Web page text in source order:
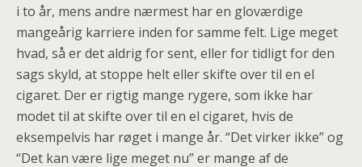
i to år, mens andre nærmest har en gloværdige
mangeårig karriere inden for samme felt. Lige meget
hvad, så er det aldrig for sent, eller for tidligt for den
sags skyld, at stoppe helt eller skifte over til en el
cigaret. Der er rigtig mange rygere, som ikke har
modet til at skifte over til en el cigaret, hvis de
eksempelvis har røget i mange år. “Det virker ikke” og
“Det kan være lige meget nu” er mange af de